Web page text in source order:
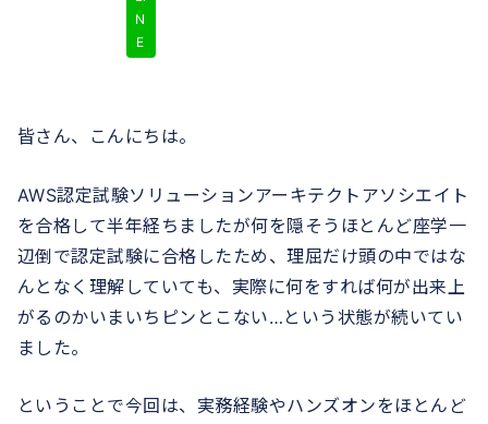
N
E
皆さん、こんにちは。
AWS認定試験ソリューションアーキテクトアソシエイト
を合格して半年経ちましたが何を隠そうほとんど座学一
辺倒で認定試験に合格したため、理屈だけ頭の中ではな
んとなく理解していても、実際に何をすれば何が出来上
がるのかいまいちピンとこない…という状態が続いてい
ました。
ということで今回は、実務経験やハンズオンをほとんど